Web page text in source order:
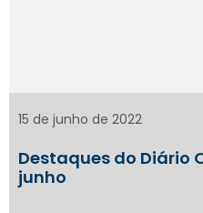
Destaques do Diário
junho
15 de junho de 2022